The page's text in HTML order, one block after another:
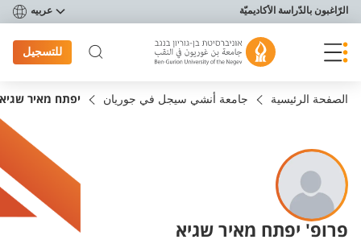
תפריט נגישות
الرّاغبون بالدّراسة الأكاديميّة عربيه
للتسجيل
الصفحة الرئيسية جامعة أنشي سيجل في جوريان יפתח מאיר שגיא
פרופ' יפתח מאיר שגיא